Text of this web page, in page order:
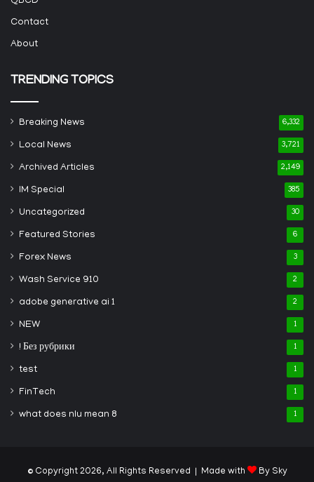
Contact
About
TRENDING TOPICS
Breaking News 6,332
Local News 3,721
Archived Articles 2,149
IM Special 385
Uncategorized 30
Featured Stories 6
Forex News 3
Wash Service 910 2
adobe generative ai 1 2
NEW 1
! Без рубрики 1
test 1
FinTech 1
what does nlu mean 8 1
© Copyright 2026, All Rights Reserved | Made with By Sky